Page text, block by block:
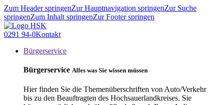
Zum Header springenZur Hauptnavigation springenZur Suche
springenZum Inhalt springenZur Footer springen
0291 94-0Kontakt
Bürgerservice
Bürgerservice Alles was Sie wissen müssen
Hier finden Sie die Themenüberschriften von Auto/Verkehr
bis zu den Beauftragten des Hochsauerlandkreises. Sie